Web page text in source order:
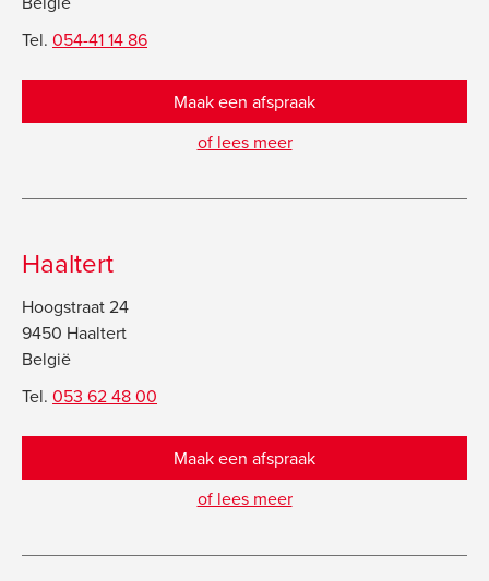
Tel. 054-41 14 86
Maak een afspraak
of lees meer
Haaltert
Hoogstraat 24
9450 Haaltert
België
Tel. 053 62 48 00
Maak een afspraak
of lees meer